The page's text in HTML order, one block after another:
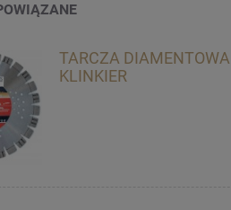
TARCZA
KLINKIER